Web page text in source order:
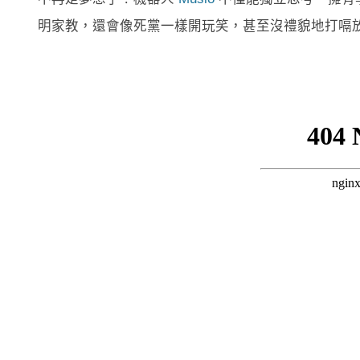
明家教，還會像死黨一樣開玩笑，甚至沒禮貌地打嗝